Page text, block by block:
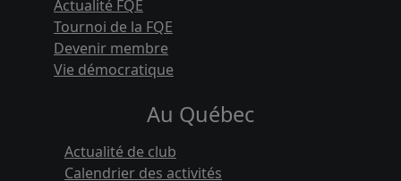
Actualité FQE
Tournoi de la FQE
Devenir membre
Vie démocratique
Au Québec
Actualité de club
Calendrier des activités